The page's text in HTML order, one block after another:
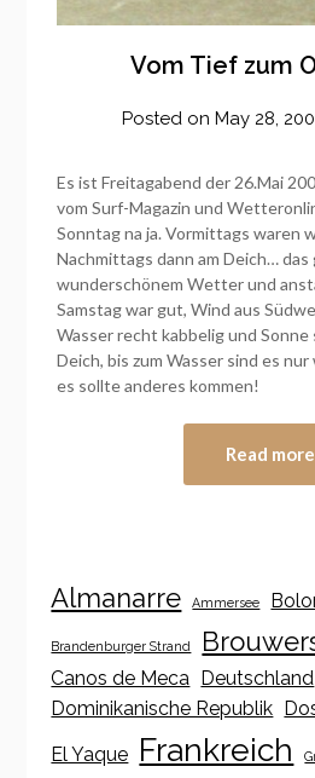
Vom Tief zum
Posted on May 28,
Es ist Freitagabend der 26.Mai
vom Surf-Magazin und
Sonntag na ja. Vormittags waren
Nachmittags dann am Deich… das
wunderschönem Wetter und
Samstag war gut, Wind aus
Wasser recht kabbelig und
Deich, bis zum Wasser sind es
es sollte anderes kommen!
Read more
Almanarre Ammersee
Brandenburger Strand
Canos de Meca
Deutschland
Dominikanische Republik
El Yaque Frankreich